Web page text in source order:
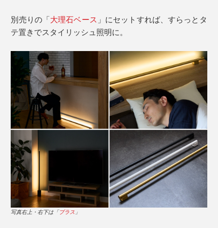
別売りの「大理石ベース 」にセットすれば、すらっとタ
テ置きでスタイリッシュ照明に。
写真右上・右下は「ブラス 」